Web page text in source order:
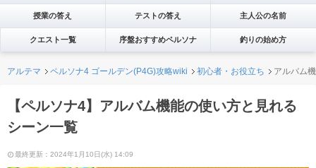
授業の答え テストの答え 主人公の名前
クエスト一覧 序盤おすすめペルソナ 釣りの始め方
アルテマ ペルソナ4 ゴールデン(P4G)攻略wiki 初心者・お役立ち アルバム
【ペルソナ4】アルバム機能の使い方と見れる
シーン一覧
最終更新：2024年1月10日(水) 14:09